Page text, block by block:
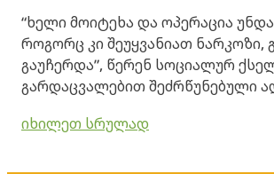
“ხელი მოიტეხა და ოპერაცია
როგორც კი შეუყვანიათ ნარკოზი,
გაუჩერდა”, წერენ სოციალურ
გარდაცვალებით შეძრწუნებული
იხილეთ სრულად